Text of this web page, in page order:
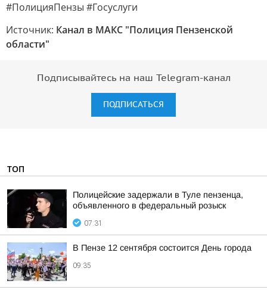
#ПолицияПензы #Госуслуги
Источник: Канал в МАКС "Полиция Пензенской
области"
Подписывайтесь на наш Telegram-канал
ПОДПИСАТЬСЯ
ТОП
Полицейские задержали в Туле пензенца,
объявленного в федеральный розыск
07:31
В Пензе 12 сентября состоится День города
09:35